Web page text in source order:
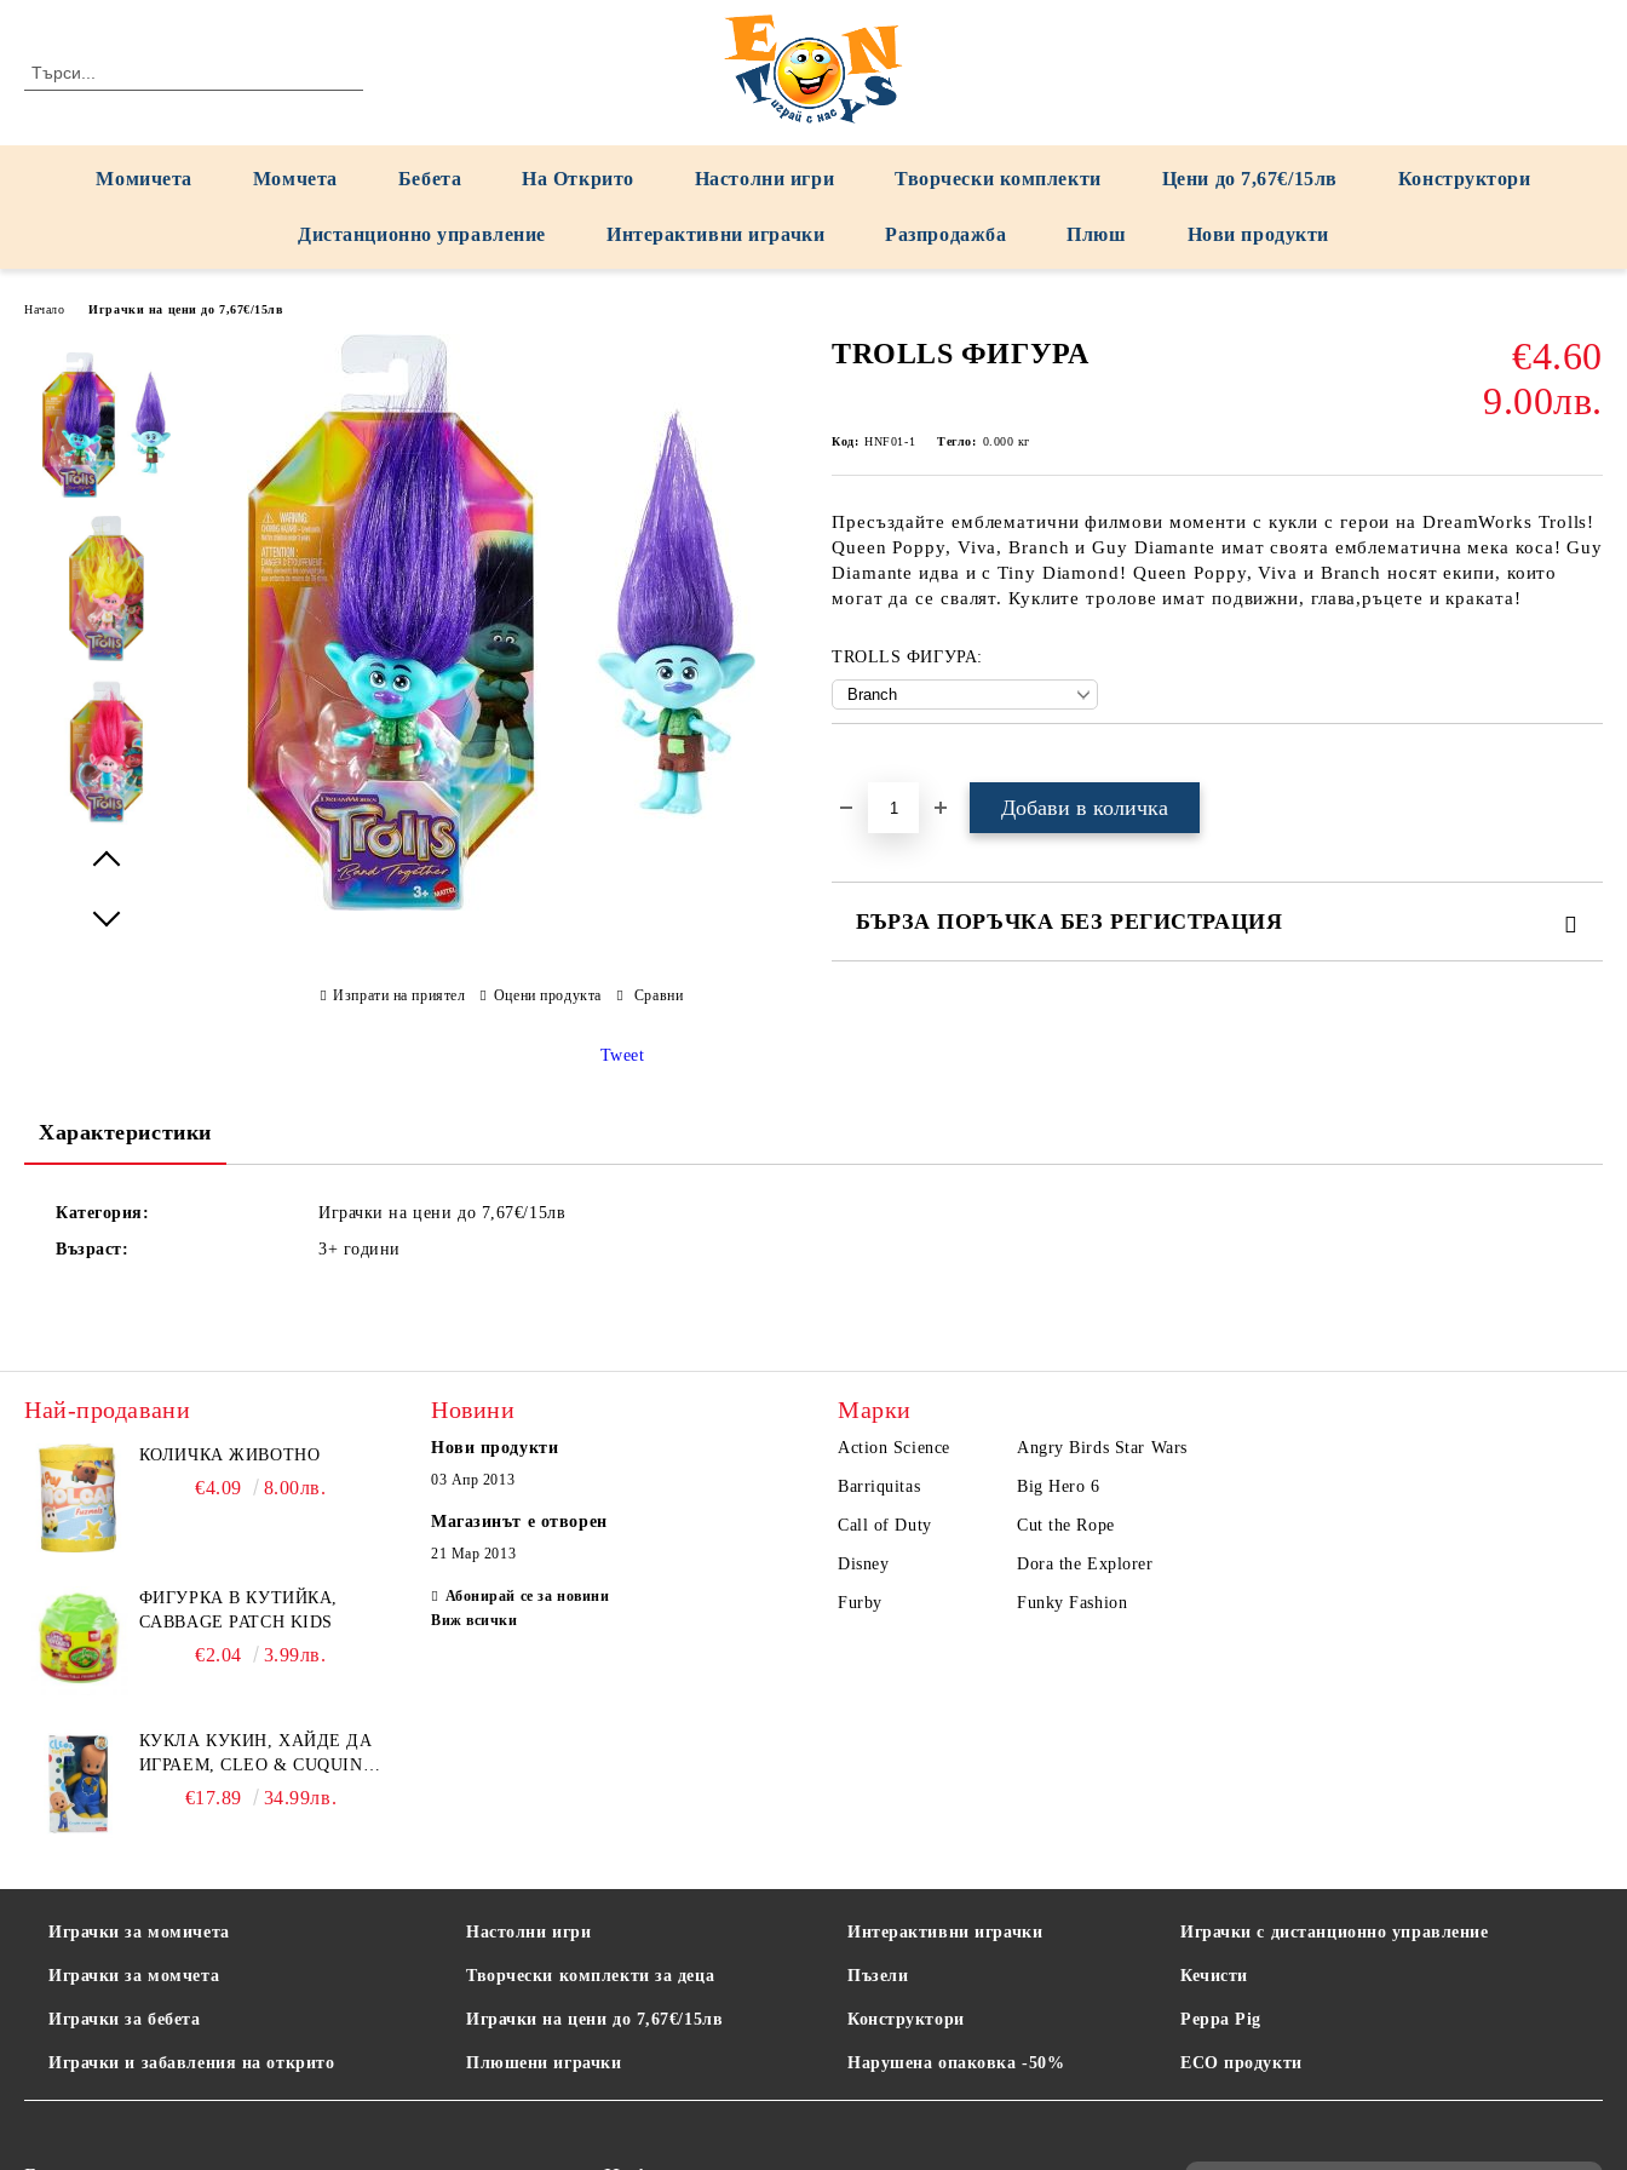
Момичета Момчета Бебета На Открито Настолни игри Творчески комплекти Цени до 7,67€/15лв Конструктори
Дистанционно управление Интерактивни играчки Разпродажба Плюш Нови продукти
Начало Играчки на цени до 7,67€/15лв
TROLLS ФИГУРА
€4.60
9.00лв.
Код: HNF01-1 Тегло: 0.000 кг
Пресъздайте емблематични филмови моменти с кукли с герои на DreamWorks Trolls!
Queen Poppy, Viva, Branch и Guy Diamante имат своята емблематична мека коса! Guy
Diamante идва и с Tiny Diamond! Queen Poppy, Viva и Branch носят екипи, които
могат да се свалят. Куклите тролове имат подвижни, глава,ръцете и краката!
TROLLS ФИГУРА:
БЪРЗА ПОРЪЧКА БЕЗ РЕГИСТРАЦИЯ
Изпрати на приятел Оцени продукта Сравни
Tweet
Характеристики
Категория:
Играчки на цени до 7,67€/15лв
Възраст:
3+ години
Най-продавани
КОЛИЧКА ЖИВОТНО
€4.09 8.00лв.
ФИГУРКА В КУТИЙКА,
CABBAGE PATCH KIDS
€2.04 3.99лв.
КУКЛА КУКИН, ХАЙДЕ ДА
ИГРАЕМ, CLEO & CUQUIN,
25 СМ.€17.89 34.99лв.
Новини
Нови продукти
03 Апр 2013
Магазинът е отворен
21 Мар 2013
Абонирай се за новини
Виж всички
Марки
Action Science Angry Birds Star Wars
Barriquitas Big Hero 6
Call of Duty Cut the Rope
Disney Dora the Explorer
Furby Funky Fashion
Играчки за момичета
Играчки за момчета
Играчки за бебета
Играчки и забавления на открито
Настолни игри
Творчески комплекти за деца
Играчки на цени до 7,67€/15лв
Плюшени играчки
Интерактивни играчки
Пъзели
Конструктори
Нарушена опаковка -50%
Играчки с дистанционно управление
Кечисти
Peppa Pig
ECO продукти